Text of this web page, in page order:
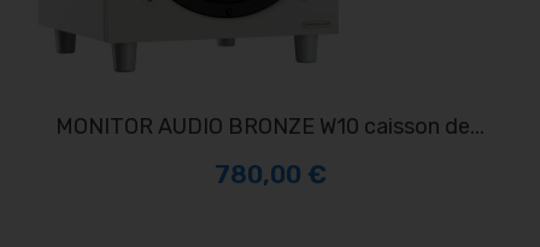
MONITOR AUDIO BRONZE W10 caisson de...
780,00 €